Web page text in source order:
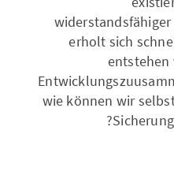
erholt sich
entstehen
wie können wir